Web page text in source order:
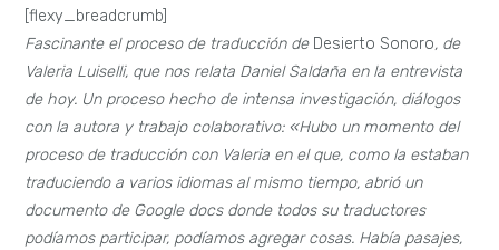
[flexy_breadcrumb]
Fascinante el proceso de traducción de Desierto Sonoro, de
Valeria Luiselli, que nos relata Daniel Saldaña en la entrevista
de hoy. Un proceso hecho de intensa investigación, diálogos
con la autora y trabajo colaborativo: «Hubo un momento del
proceso de traducción con Valeria en el que, como la estaban
traduciendo a varios idiomas al mismo tiempo, abrió un
documento de Google docs donde todos su traductores
podíamos participar, podíamos agregar cosas. Había pasajes,